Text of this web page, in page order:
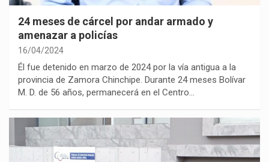
24 meses de cárcel por andar armado y
amenazar a policías
16/04/2024
Él fue detenido en marzo de 2024 por la vía antigua a la
provincia de Zamora Chinchipe. Durante 24 meses Bolívar
M. D. de 56 años, permanecerá en el Centro…